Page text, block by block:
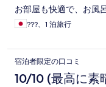
お部屋も快適で、お風
???、1 泊旅行
宿泊者限定の口コミ
10/10 (最高に素